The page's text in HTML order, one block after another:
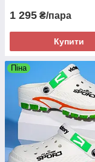
1 295 ₴/пара
Купити
Піна